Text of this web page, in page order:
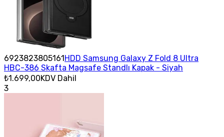
6923823805161HDD Samsung Galaxy Z Fold 8 Ultra
HBC-386 Skafta Magsafe Standlı Kapak - Siyah
₺1.699,00KDV Dahil
3